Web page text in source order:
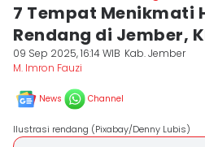
7 Tempat Menikmati
Rendang di Jember,
09 Sep 2025, 16:14 WIB Kab. Jember
M. Imron Fauzi
News Channel
Ilustrasi rendang (Pixabay/Denny Lubis)